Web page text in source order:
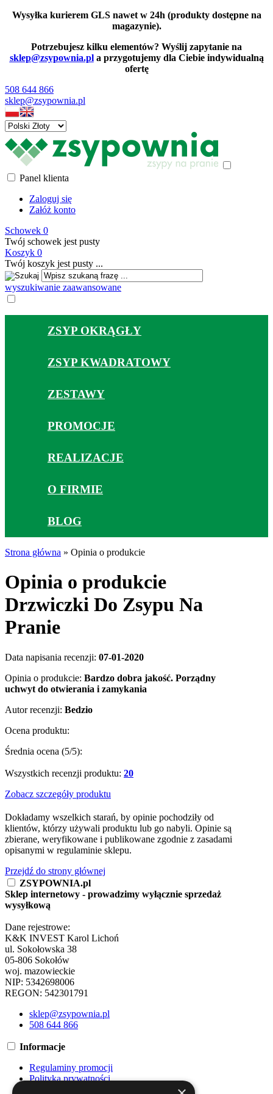
Wysyłka kurierem GLS nawet w 24h (produkty dostępne na
magazynie).
Potrzebujesz kilku elementów? Wyślij zapytanie na
sklep@zsypownia.pla przygotujemy dla Ciebie indywidualną
ofertę
508 644 866
sklep@zsypownia.pl
Panel klienta
Zaloguj się
Załóż konto
Schowek 0
Twój schowek jest pusty
Koszyk 0
Twój koszyk jest pusty ...
wyszukiwanie zaawansowane
ZSYP OKRĄGŁY
ZSYP KWADRATOWY
ZESTAWY
PROMOCJE
REALIZACJE
O FIRMIE
BLOG
Strona główna » Opinia o produkcie
Opinia o produkcie
Drzwiczki Do Zsypu Na
Pranie
Data napisania recenzji: 07-01-2020
Opinia o produkcie: Bardzo dobra jakość. Porządny
uchwyt do otwierania i zamykania
Autor recenzji: Bedzio
Ocena produktu:
Średnia ocena (5/5):
Wszystkich recenzji produktu: 20
Zobacz szczegóły produktu
Dokładamy wszelkich starań, by opinie pochodziły od
klientów, którzy używali produktu lub go nabyli. Opinie są
zbierane, weryfikowane i publikowane zgodnie z zasadami
opisanymi w regulaminie sklepu.
Przejdź do strony głównej
ZSYPOWNIA.pl
Sklep internetowy - prowadzimy wyłącznie sprzedaż
wysyłkową
Dane rejestrowe:
K&K INVEST Karol Lichoń
ul. Sokołowska 38
05-806 Sokołów
woj. mazowieckie
NIP: 5342698006
REGON: 542301791
sklep@zsypownia.pl
508 644 866
Informacje
Regulaminy promocji
Polityka prywatności